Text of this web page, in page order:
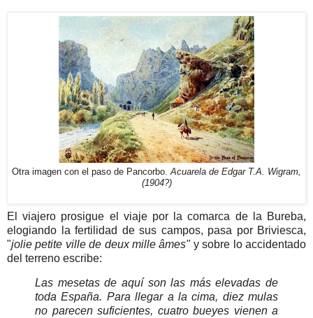
Otra imagen con el paso de Pancorbo. Acuarela de Edgar T.A. Wigram,
(1904?)
El viajero prosigue el viaje por la comarca de la Bureba,
elogiando la fertilidad de sus campos, pasa por Briviesca,
"jolie petite ville de deux mille âmes"y sobre lo accidentado
del terreno escribe:
Las mesetas de aquí son las más elevadas de
toda España. Para llegar a la cima, diez mulas
no parecen suficientes, cuatro bueyes vienen a